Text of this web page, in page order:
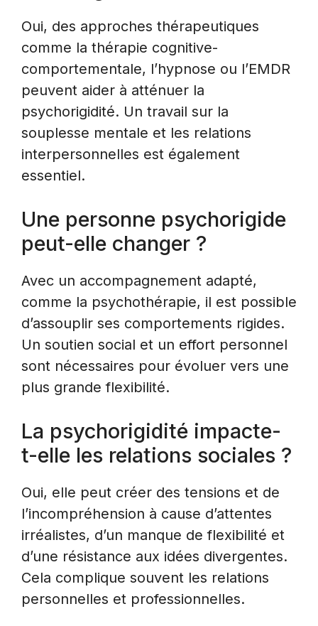
Oui, des approches thérapeutiques
comme la thérapie cognitive-
comportementale, l’hypnose ou l’EMDR
peuvent aider à atténuer la
psychorigidité. Un travail sur la
souplesse mentale et les relations
interpersonnelles est également
essentiel.
Une personne psychorigide
peut-elle changer ?
Avec un accompagnement adapté,
comme la psychothérapie, il est possible
d’assouplir ses comportements rigides.
Un soutien social et un effort personnel
sont nécessaires pour évoluer vers une
plus grande flexibilité.
La psychorigidité impacte-
t-elle les relations sociales ?
Oui, elle peut créer des tensions et de
l’incompréhension à cause d’attentes
irréalistes, d’un manque de flexibilité et
d’une résistance aux idées divergentes.
Cela complique souvent les relations
personnelles et professionnelles.